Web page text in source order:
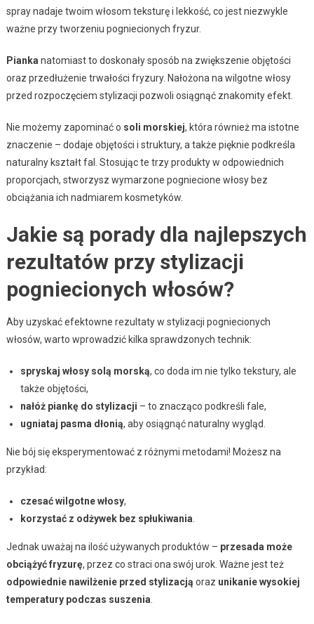
spray nadaje twoim włosom teksturę i lekkość, co jest niezwykle
ważne przy tworzeniu pogniecionych fryzur.
Pianka natomiast to doskonały sposób na zwiększenie objętości
oraz przedłużenie trwałości fryzury. Nałożona na wilgotne włosy
przed rozpoczęciem stylizacji pozwoli osiągnąć znakomity efekt.
Nie możemy zapominać o soli morskiej, która również ma istotne
znaczenie – dodaje objętości i struktury, a także pięknie podkreśla
naturalny kształt fal. Stosując te trzy produkty w odpowiednich
proporcjach, stworzysz wymarzone pogniecione włosy bez
obciążania ich nadmiarem kosmetyków.
Jakie są porady dla najlepszych
rezultatów przy stylizacji
pogniecionych włosów?
Aby uzyskać efektowne rezultaty w stylizacji pogniecionych
włosów, warto wprowadzić kilka sprawdzonych technik:
spryskaj włosy solą morską, co doda im nie tylko tekstury, ale
także objętości,
nałóż piankę do stylizacji – to znacząco podkreśli fale,
ugniataj pasma dłonią, aby osiągnąć naturalny wygląd.
Nie bój się eksperymentować z różnymi metodami! Możesz na
przykład:
czesać wilgotne włosy,
korzystać z odżywek bez spłukiwania
Jednak uważaj na ilość używanych produktów – przesada może
obciążyć fryzurę, przez co straci ona swój urok. Ważne jest też
odpowiednie nawilżenie przed stylizacją oraz unikanie wysokiej
temperatury podczas suszenia